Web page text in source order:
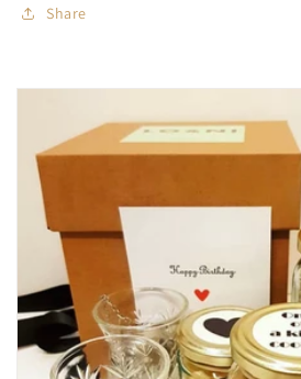
Share